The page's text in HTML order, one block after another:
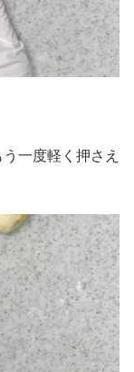
一度軽く押さえ